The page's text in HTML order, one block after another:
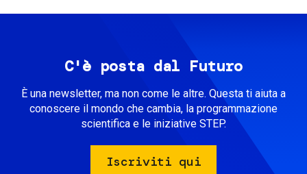
C'è posta dal Futuro
È una newsletter, ma non come le altre. Questa ti aiuta a
conoscere il mondo che cambia, la programmazione
scientifica e le iniziative STEP.
Iscriviti qui